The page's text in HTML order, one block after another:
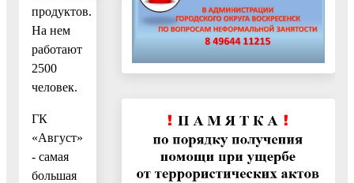
продуктов.
На нем
работают
2500
человек.
ГК
«Август»
- самая
большая